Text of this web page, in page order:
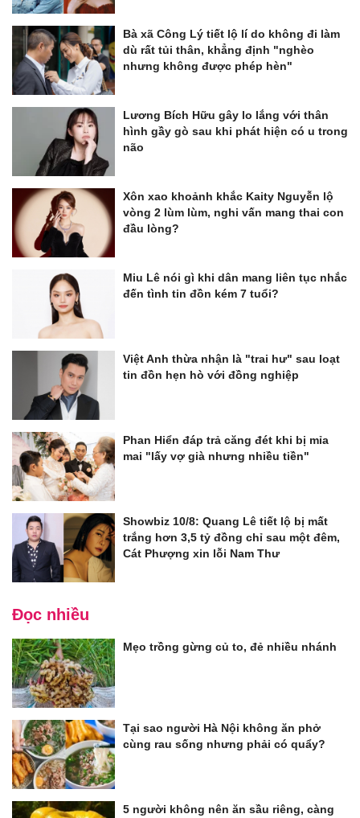
Bà xã Công Lý tiết lộ lí do không đi làm
dù rất tủi thân, khẳng định "nghèo
nhưng không được phép hèn"
Lương Bích Hữu gây lo lắng với thân
hình gầy gò sau khi phát hiện có u trong
não
Xôn xao khoảnh khắc Kaity Nguyễn lộ
vòng 2 lùm lùm, nghi vấn mang thai con
đầu lòng?
Miu Lê nói gì khi dân mang liên tục nhắc
đến tình tin đồn kém 7 tuổi?
Việt Anh thừa nhận là "trai hư" sau loạt
tin đồn hẹn hò với đồng nghiệp
Phan Hiển đáp trả căng đét khi bị mỉa
mai "lấy vợ già nhưng nhiều tiền"
Showbiz 10/8: Quang Lê tiết lộ bị mất
trắng hơn 3,5 tỷ đồng chỉ sau một đêm,
Cát Phượng xin lỗi Nam Thư
Đọc nhiều
Mẹo trồng gừng củ to, đẻ nhiều nhánh
Tại sao người Hà Nội không ăn phở
cùng rau sống nhưng phải có quẩy?
5 người không nên ăn sầu riêng, càng